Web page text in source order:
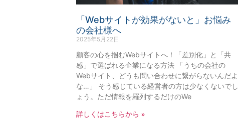
「Webサイトが効果がないと」お悩み
の会社様へ
2025年5月22日
顧客の心を掴むWebサイトへ！「差別化」と「共
感」で選ばれる企業になる方法 「うちの会社の
Webサイト、どうも問い合わせに繋がらないんだよ
な…」 そう感じている経営者の方は少なくないでし
ょう。ただ情報を羅列するだけのWe
詳しくはこちらから »